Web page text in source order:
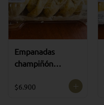
Empanadas
champiñón
unidades)
$6.900